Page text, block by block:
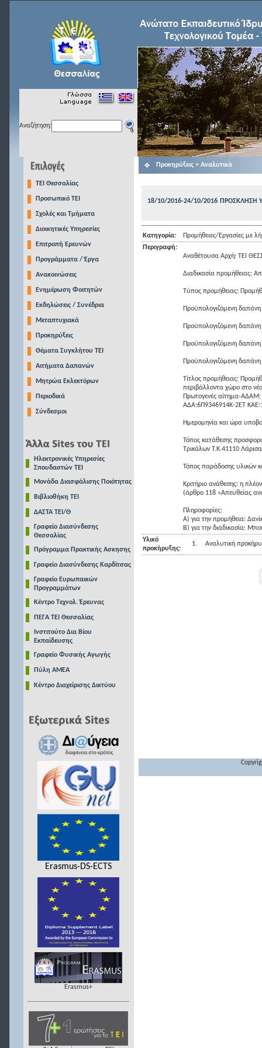
Αναζήτηση:
TEI Θεσσαλίας
Προσωπικό ΤΕΙ
Σχολές και Τμήματα
Διοικητικές Υπηρεσίες
Επιτροπή Ερευνών
Προγράμματα / Έργα
Ανακοινώσεις
Ενημέρωση Φοιτητών
Εκδηλώσεις / Συνέδρια
Μεταπτυχιακά
Προκηρύξεις
Θέματα Συγκλήτου ΤΕΙ
Αιτήματα Δαπανών
Μητρώα Εκλεκτόρων
Περιοδικά
Σύνδεσμοι
Ηλεκτρονικές Υπηρεσίες
Σπουδαστών ΤΕΙ
Μονάδα Διασφάλισης Ποιότητας
Βιβλιοθήκη ΤΕΙ
ΔΑΣΤΑ ΤΕΙ/Θ
Γραφείο Διασύνδεσης
Θεσσαλίας
Πρόγραμμα Πρακτικής Ασκησης
Γραφείο Διασύνδεσης Καρδίτσας
Γραφείο Ευρωπαικών
Προγραμμάτων
Κέντρο Τεχνολ. Έρευνας
ΠΕΓΑ ΤΕΙ Θεσσαλίας
Ινστιτούτο Δια Βίου
Εκπαίδευσης
Γραφείο Φυσικής Αγωγής
Πύλη ΑΜΕΑ
Κέντρο Διαχείρισης Δικτύου
Erasmus-DS-ECTS
Erasmus+
Προκηρύξεις > Αναλυτικά
18/10/2016-24/10/2016 ΠΡΟΣΚΛΗΣΗ
Κατηγορία:
Προμήθειες/Εργασίες με
Περιγραφή:
Αναθέτουσα Αρχή: ΤΕΙ
Διαδικασία προμήθειας:
Τύπος προμήθειας:
Προϋπολογιζόμενη
Προϋπολογιζόμενη
Προϋπολογιζόμενη
Προϋπολογιζόμενη
Τίτλος προμήθειας:
περιβάλλοντα χώρο στο
Πρωτογενές αίτημα-
ΑΔΑ:6Π9346914Κ-2ΕΤ
Ημερομηνία και ώρα
Τόπος κατάθεσης
Τρικάλων Τ.Κ.41110
Τόπος παράδοσης υλικών
Κριτήριο ανάθεσης: η
(άρθρο 118 «Απευθείας
Πληροφορίες:
A) για την προμήθεια:
Β) για την διαδικασία:
Υλικό
προκήρυξης:
1. Αναλυτική